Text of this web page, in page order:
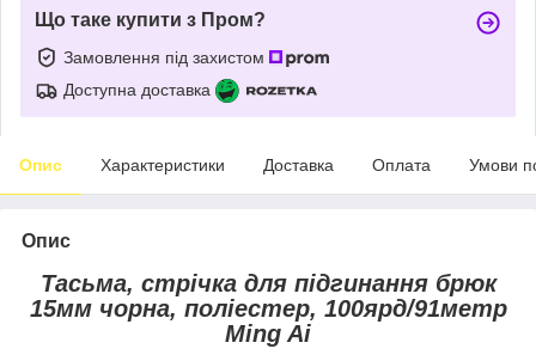
Що таке купити з Пром?
Замовлення під захистом
Доступна доставка
Опис Характеристики Доставка Оплата Умови
Опис
Тасьма, стрічка для підгинання брюк
15мм чорна, поліестер, 100ярд/91метр
Ming Ai